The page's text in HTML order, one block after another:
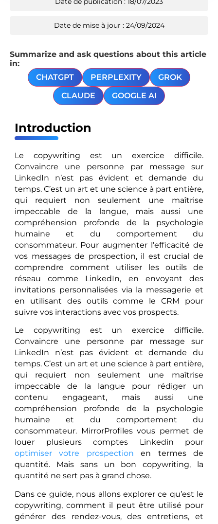
Date de mise à jour : 24/09/2024
Summarize and ask questions about this article
in:
CHATGPT
PERPLEXITY
GROK
CLAUDE
GOOGLE AI
Introduction
Le copywriting est un exercice difficile.
Convaincre une personne par message sur
LinkedIn n’est pas évident et demande du
temps. C’est un art et une science à part entière,
qui requiert non seulement une maîtrise
impeccable de la langue, mais aussi une
compréhension profonde de la psychologie
humaine et du comportement du
consommateur. Pour augmenter l’efficacité de
vos messages de prospection, il est crucial de
comprendre comment utiliser les outils de
réseau comme LinkedIn, en envoyant des
invitations personnalisées via la messagerie et
en utilisant des outils comme le CRM pour
suivre vos interactions avec vos prospects.
Le copywriting est un exercice difficile.
Convaincre une personne par message sur
LinkedIn n’est pas évident et demande du
temps. C’est un art et une science à part entière,
qui requiert non seulement une maîtrise
impeccable de la langue pour rédiger un
contenu engageant, mais aussi une
compréhension profonde de la psychologie
humaine et du comportement du
consommateur. MirrorProfiles vous permet de
louer plusieurs comptes Linkedin pour
optimiser votre prospection en termes de
quantité. Mais sans un bon copywriting, la
quantité ne sert pas à grand chose.
Dans ce guide, nous allons explorer ce qu’est le
copywriting, comment il peut être utilisé pour
générer des rendez-vous, des entretiens, et